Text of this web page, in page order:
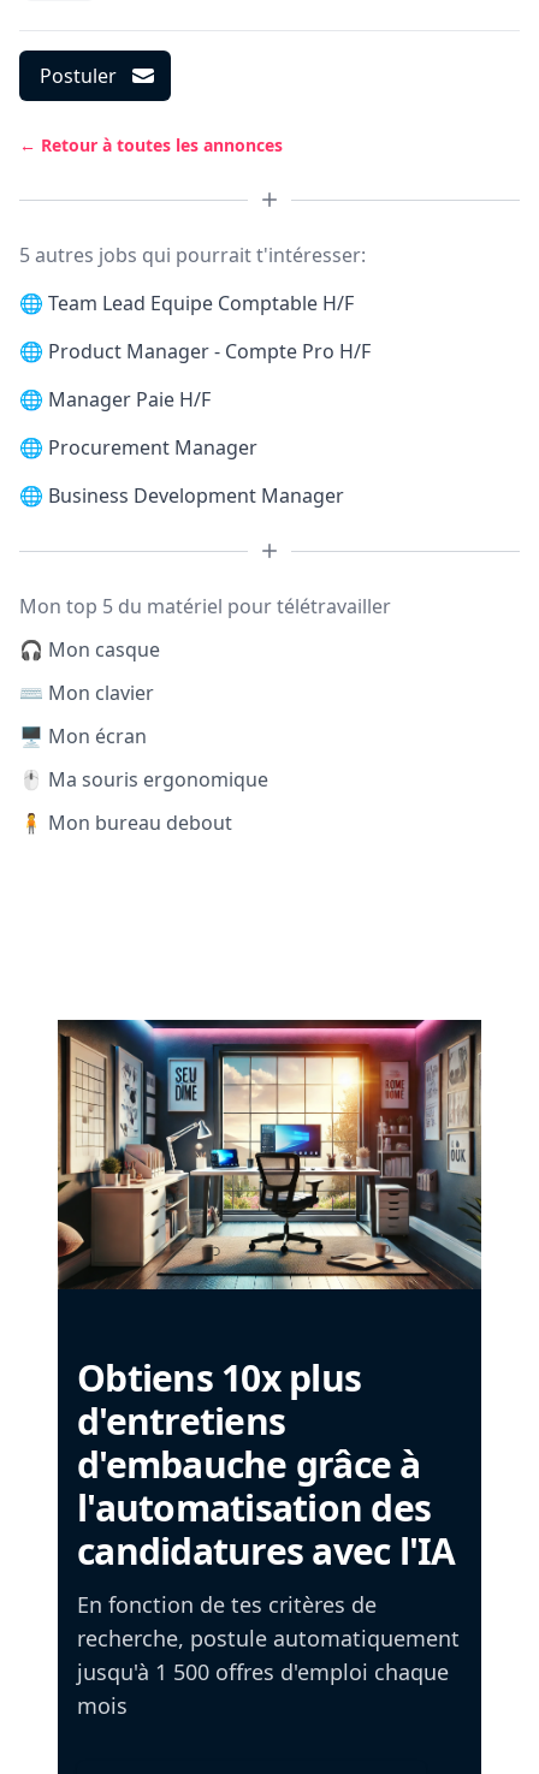
Postuler
← Retour à toutes les annonces
5 autres jobs qui pourrait t'intéresser:
🌐 Team Lead Equipe Comptable H/F
🌐 Product Manager - Compte Pro H/F
🌐 Manager Paie H/F
🌐 Procurement Manager
🌐 Business Development Manager
Mon top 5 du matériel pour télétravailler
🎧 Mon casque
⌨️ Mon clavier
🖥️ Mon écran
🖱️ Ma souris ergonomique
🧍 Mon bureau debout
Obtiens 10x plus
d'entretiens
d'embauche grâce à
l'automatisation des
candidatures avec l'IA
En fonction de tes critères de
recherche, postule automatiquement
jusqu'à 1 500 offres d'emploi chaque
mois